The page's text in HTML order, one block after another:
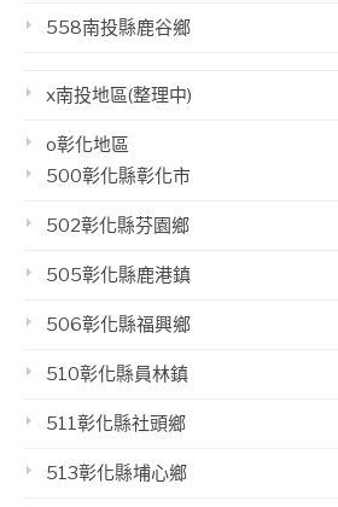
558南投縣鹿谷鄉
x南投地區(整理中)
o彰化地區
500彰化縣彰化市
502彰化縣芬園鄉
505彰化縣鹿港鎮
506彰化縣福興鄉
510彰化縣員林鎮
511彰化縣社頭鄉
513彰化縣埔心鄉